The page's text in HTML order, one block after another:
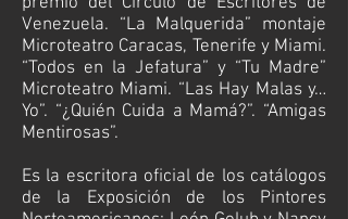
Venezuela. “La Malquerida” montaje
Microteatro Caracas, Tenerife y Miami.
“Todos en la Jefatura” y “Tu Madre”
Microteatro Miami. “Las Hay Malas y…
Yo”. “¿Quién Cuida a Mamá?”. “Amigas
Mentirosas”.
Es la escritora oficial de los catálogos
de la Exposición de los Pintores